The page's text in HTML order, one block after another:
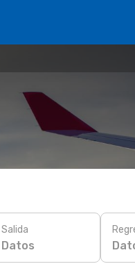
Salida
Datos